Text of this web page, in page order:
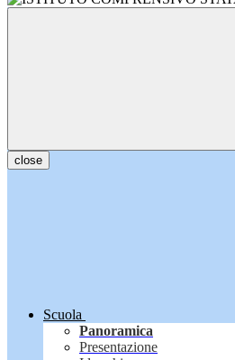
close
Scuola
Panoramica
Presentazione